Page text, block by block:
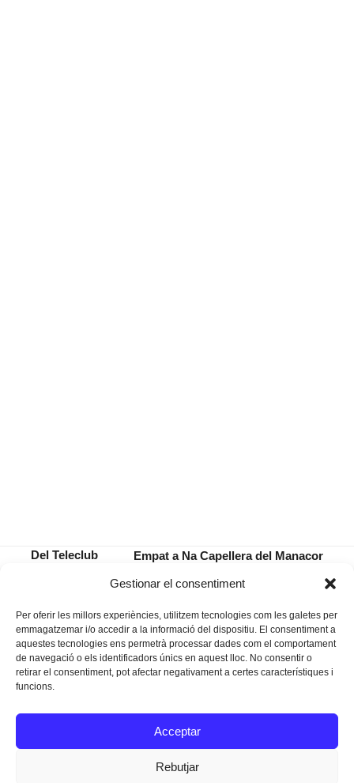
Gestionar el consentiment
Per oferir les millors experiències, utilitzem tecnologies com les galetes per
emmagatzemar i/o accedir a la informació del dispositiu. El consentiment a
aquestes tecnologies ens permetrà processar dades com el comportament
de navegació o els identificadors únics en aquest lloc. No consentir o
retirar el consentiment, pot afectar negativament a certes característiques i
funcions.
Acceptar
Rebutjar
Del Teleclub
next
Empat a Na Capellera del Manacor
Instagram
Facebook
Twitter
Texts Legals